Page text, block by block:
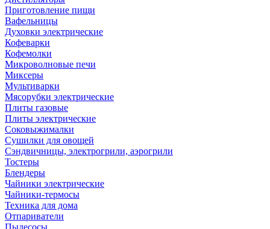
Приготовление пищи
Вафельницы
Духовки электрические
Кофеварки
Кофемолки
Микроволновые печи
Миксеры
Мультиварки
Мясорубки электрические
Плиты газовые
Плиты электрические
Соковыжималки
Сушилки для овощей
Сэндвичницы, электрогрили, аэрогрили
Тостеры
Блендеры
Чайники электрические
Чайники-термосы
Техника для дома
Отпариватели
Пылесосы